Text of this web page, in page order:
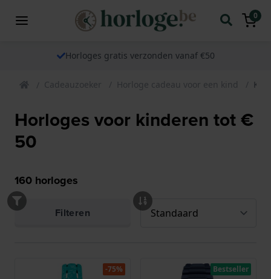
0
Horloges gratis verzonden vanaf €50
Cadeauzoeker Horloge cadeau voor een kind
Horloges voor kinderen tot €
50
160 horloges
Filteren
-75% Bestseller